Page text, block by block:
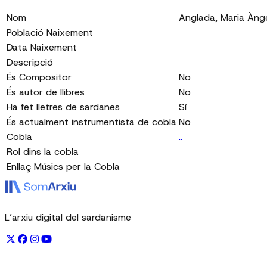
Nom
Anglada, Maria
Població Naixement
Data Naixement
Descripció
És Compositor
No
És autor de llibres
No
Ha fet lletres de sardanes
Sí
És actualment instrumentista de cobla No
Cobla
..
Rol dins la cobla
Enllaç Músics per la Cobla
L’arxiu digital del sardanisme